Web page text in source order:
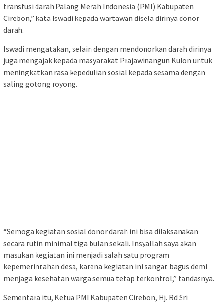
transfusi darah Palang Merah Indonesia (PMI) Kabupaten
Cirebon,” kata Iswadi kepada wartawan disela dirinya donor
darah.
Iswadi mengatakan, selain dengan mendonorkan darah dirinya
juga mengajak kepada masyarakat Prajawinangun Kulon untuk
meningkatkan rasa kepedulian sosial kepada sesama dengan
saling gotong royong.
“Semoga kegiatan sosial donor darah ini bisa dilaksanakan
secara rutin minimal tiga bulan sekali. Insyallah saya akan
masukan kegiatan ini menjadi salah satu program
kepemerintahan desa, karena kegiatan ini sangat bagus demi
menjaga kesehatan warga semua tetap terkontrol,” tandasnya.
Sementara itu, Ketua PMI Kabupaten Cirebon, Hj. Rd Sri